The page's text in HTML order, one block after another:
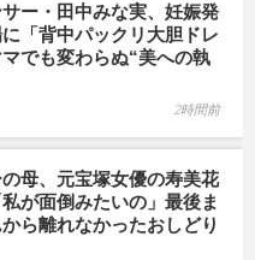
ー・田中みな実、妊娠発
「背中パックリ大胆ドレ
でも変わらぬ“美への執
2時間前
母、元宝塚女優の寿美花
が面倒みたいの」最後ま
ら離れなかったおしどり